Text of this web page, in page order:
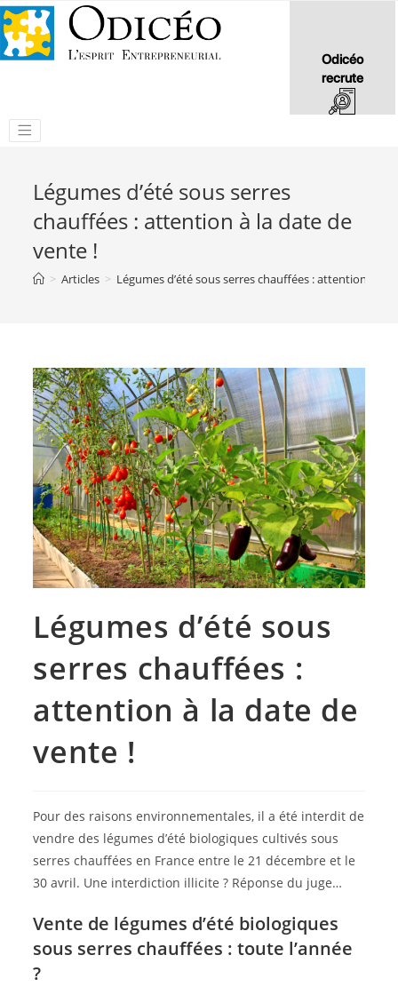
Odicéo
recrute
Légumes d’été sous serres
chauffées : attention à la date de
vente !
> Articles > Légumes d’été sous serres chauffées : attention à la
Légumes d’été sous
serres chauffées :
attention à la date de
vente !
Pour des raisons environnementales, il a été interdit de
vendre des légumes d’été biologiques cultivés sous
serres chauffées en France entre le 21 décembre et le
30 avril. Une interdiction illicite ? Réponse du juge…
Vente de légumes d’été biologiques
sous serres chauffées : toute l’année
?